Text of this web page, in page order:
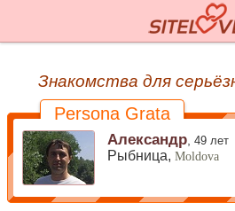
Знакомства для
Persona Grata
Александр ,49 лет
Рыбница,Moldova